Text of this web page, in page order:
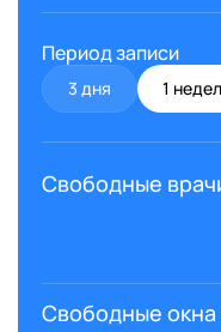
Период записи
3 дня 1
Свободные
Свободные окна